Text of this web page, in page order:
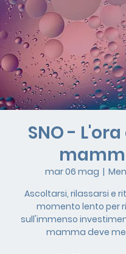
SNO -
mar 06 mag
  |
Ascoltarsi, rilassarsi e
momento lento per
sull'immenso
mamma deve